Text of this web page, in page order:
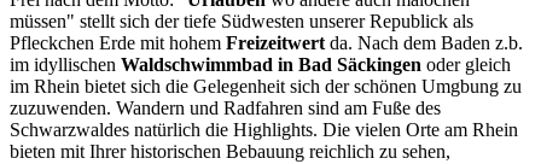
müssen" stellt sich der tiefe Südwesten unserer Republick als
Pfleckchen Erde mit hohem Freizeitwert da. Nach dem Baden z.b.
im idyllischen Waldschwimmbad in Bad Säckingen oder gleich
im Rhein bietet sich die Gelegenheit sich der schönen Umgbung zu
zuzuwenden. Wandern und Radfahren sind am Fuße des
Schwarzwaldes natürlich die Highlights. Die vielen Orte am Rhein
bieten mit Ihrer historischen Bebauung reichlich zu sehen,